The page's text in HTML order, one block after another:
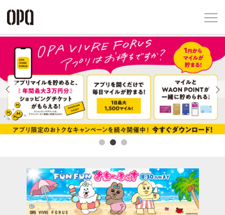
Previous
アクセス一覧
企業情報
お問い合わせ
プライバシ
利用規約
ソーシャル